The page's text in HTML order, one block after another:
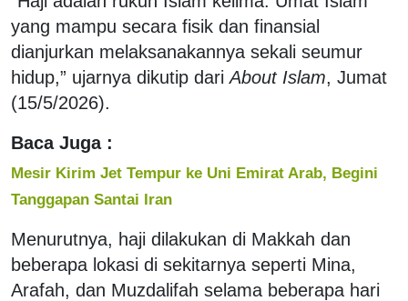
yang mampu secara fisik dan finansial
dianjurkan melaksanakannya sekali seumur
hidup,” ujarnya dikutip dariAbout Islam, Jumat
(15/5/2026).
Baca Juga :
Mesir Kirim Jet Tempur ke Uni Emirat Arab, Begini
Tanggapan Santai Iran
Menurutnya, haji dilakukan di Makkah dan
beberapa lokasi di sekitarnya seperti Mina,
Arafah, dan Muzdalifah selama beberapa hari